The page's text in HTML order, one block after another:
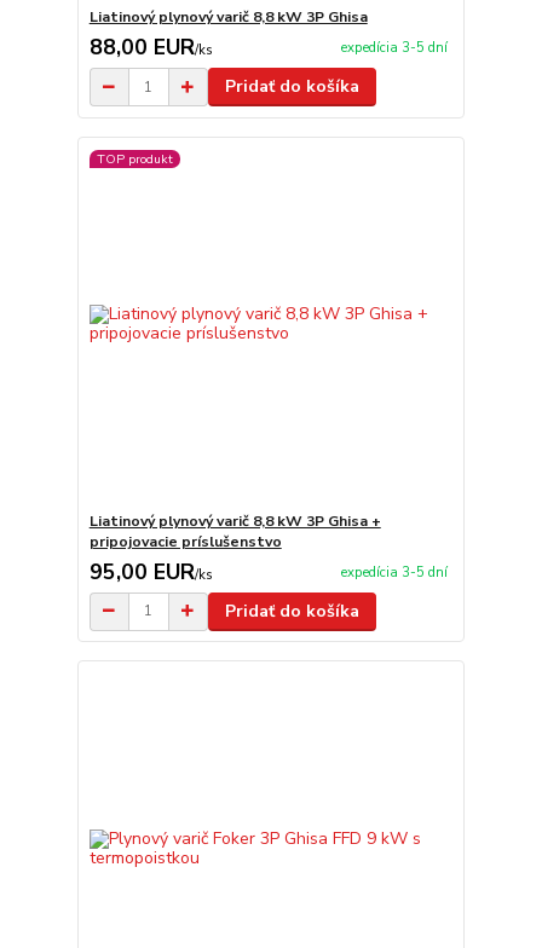
Liatinový plynový varič 8,8 kW 3P Ghisa
88,00 EUR/ks expedícia 3-5 dní
Pridať do košíka
TOP produkt
Liatinový plynový varič 8,8 kW 3P Ghisa +
pripojovacie príslušenstvo
95,00 EUR/ks expedícia 3-5 dní
Pridať do košíka